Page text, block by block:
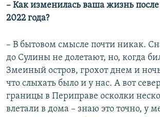
– Как изменилась ваша жизнь
2022 года?
– В бытовом смысле почти никак.
до Сулины не долетают, но, когда
Змеиный остров, грохот днем и
что слыхать было и у нас. А вот
границы в Периправе осколки
влетали в дома – знаю это точно, у